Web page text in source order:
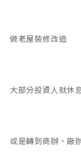
做老屋裝修改造
大部分投資人就休
或是轉到商辦、廠